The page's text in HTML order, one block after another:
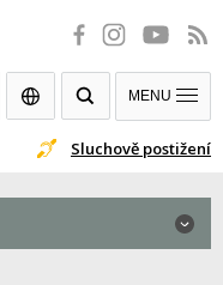
Sluchově postižení
MENU